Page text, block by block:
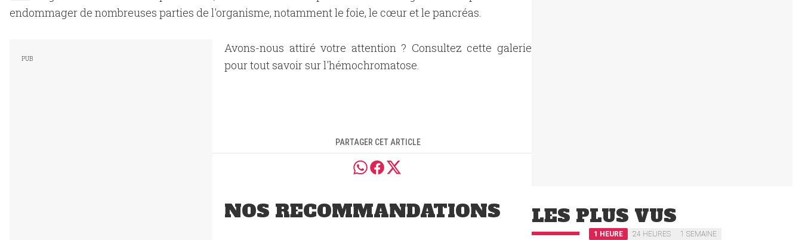
endommager de nombreuses parties de l'organisme, notamment le foie, le cœur et le pancréas.
Avons-nous attiré votre attention ? Consultez cette galerie
pour tout savoir sur l'hémochromatose.
PARTAGER CET ARTICLE
NOS RECOMMANDATIONS LES PLUS VUS
1 HEURE 24 HEURES 1 SEMAINE